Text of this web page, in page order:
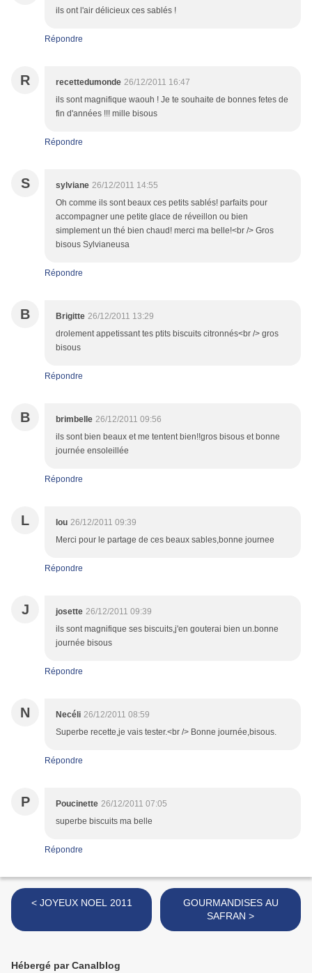
ils ont l'air délicieux ces sablés !
Répondre
R recettedumonde 26/12/2011 16:47
ils sont magnifique waouh ! Je te souhaite de bonnes fetes de
fin d'années !!! mille bisous
Répondre
S sylviane 26/12/2011 14:55
Oh comme ils sont beaux ces petits sablés! parfaits pour
accompagner une petite glace de réveillon ou bien
simplement un thé bien chaud! merci ma belle!<br /> Gros
bisous Sylvianeusa
Répondre
B Brigitte 26/12/2011 13:29
drolement appetissant tes ptits biscuits citronnés<br /> gros
bisous
Répondre
B brimbelle 26/12/2011 09:56
ils sont bien beaux et me tentent bien!!gros bisous et bonne
journée ensoleillée
Répondre
L lou 26/12/2011 09:39
Merci pour le partage de ces beaux sables,bonne journee
Répondre
J josette 26/12/2011 09:39
ils sont magnifique ses biscuits,j'en gouterai bien un.bonne
journée bisous
Répondre
N Necéli 26/12/2011 08:59
Superbe recette,je vais tester.<br /> Bonne journée,bisous.
Répondre
P Poucinette 26/12/2011 07:05
superbe biscuits ma belle
Répondre
< JOYEUX NOEL 2011
GOURMANDISES AU
SAFRAN >
Hébergé par Canalblog